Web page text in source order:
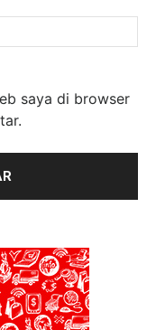
saya di browser